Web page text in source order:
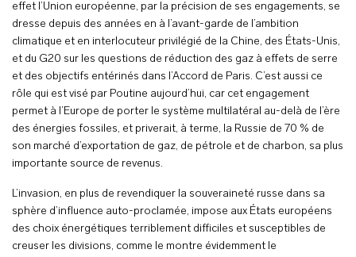
effet l’Union européenne, par la précision de ses engagements, se
dresse depuis des années en à l’avant-garde de l’ambition
climatique et en interlocuteur privilégié de la Chine, des États-Unis,
et du G20 sur les questions de réduction des gaz à effets de serre
et des objectifs entérinés dans l’Accord de Paris. C’est aussi ce
rôle qui est visé par Poutine aujourd’hui, car cet engagement
permet à l’Europe de porter le système multilatéral au-delà de l’ère
des énergies fossiles, et priverait, à terme, la Russie de 70 % de
son marché d’exportation de gaz, de pétrole et de charbon, sa plus
importante source de revenus.
L’invasion, en plus de revendiquer la souveraineté russe dans sa
sphère d’influence auto-proclamée, impose aux États européens
des choix énergétiques terriblement difficiles et susceptibles de
creuser les divisions, comme le montre évidemment le